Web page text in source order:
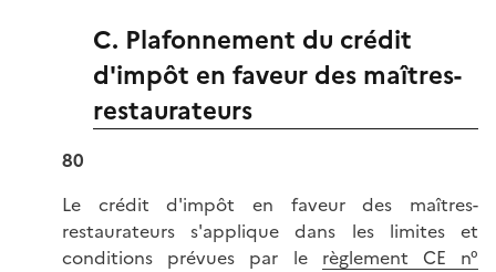
C. Plafonnement du crédit
d'impôt en faveur des maîtres-
restaurateurs
80
Le crédit d'impôt en faveur des maîtres-
restaurateurs s'applique dans les limites et
conditions prévues par le règlement CE n°